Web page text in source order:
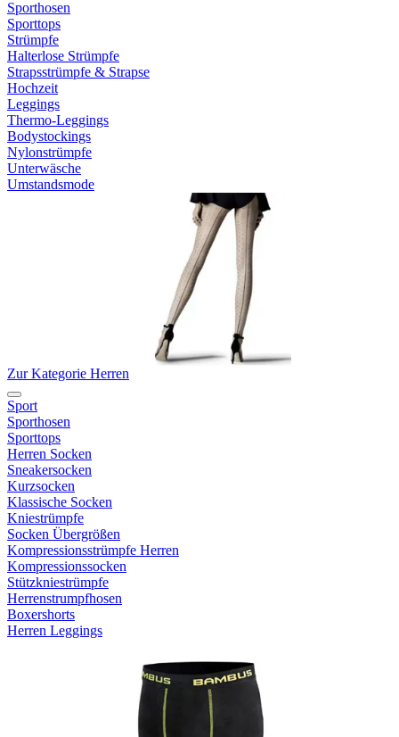
Sporthosen
Sporttops
Strümpfe
Halterlose Strümpfe
Strapsstrümpfe & Strapse
Hochzeit
Leggings
Thermo-Leggings
Bodystockings
Nylonstrümpfe
Unterwäsche
Umstandsmode
Zur Kategorie Herren
Sport
Sporthosen
Sporttops
Herren Socken
Sneakersocken
Kurzsocken
Klassische Socken
Kniestrümpfe
Socken Übergrößen
Kompressionsstrümpfe Herren
Kompressionssocken
Stützkniestrümpfe
Herrenstrumpfhosen
Boxershorts
Herren Leggings